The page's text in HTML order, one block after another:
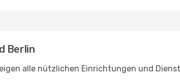
Berlin
alle nützlichen Einrichtungen und